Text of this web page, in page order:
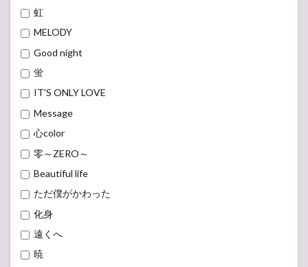
虹
MELODY
Good night
蛍
IT'S ONLY LOVE
Message
心color
零～ZERO～
Beautiful life
ただ僕がかわった
化身
遠くへ
暁